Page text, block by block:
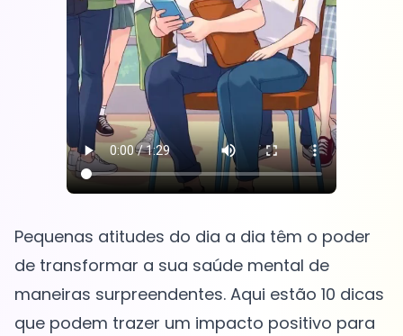
Pequenas atitudes do dia a dia têm o poder
de transformar a sua saúde mental de
maneiras surpreendentes. Aqui estão 10 dicas
que podem trazer um impacto positivo para